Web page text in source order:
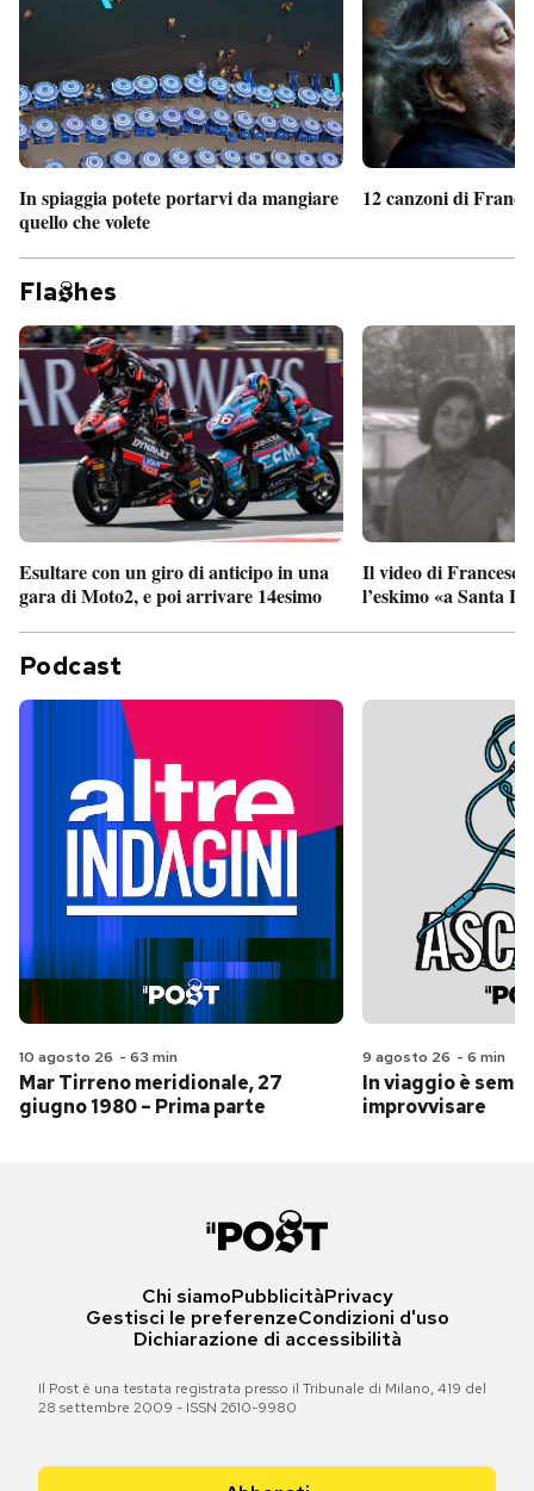
In spiaggia potete portarvi da mangiare
quello che volete
12 canzoni di
Fla hes
Esultare con un giro di anticipo in una
gara di Moto2, e poi arrivare 14esimo
Il video di
l’eskimo «a Santa
Podcast
10 agosto 26 - 63 min
Mar Tirreno meridionale, 27
giugno 1980 – Prima parte
9 agosto 26 - 6 min
In viaggio è
improvvisare
Chi siamoPubblicitàPrivacy
Gestisci le preferenzeCondizioni d'uso
Dichiarazione di accessibilità
Il Post è una testata registrata presso il Tribunale di Milano, 419 del
28 settembre 2009 - ISSN 2610-9980